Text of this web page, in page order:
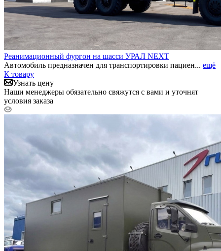
Реанимационный фургон на шасси УРАЛ NEXT
Автомобиль предназначен для транспортировки пациен... ещё
К товару
Узнать цену
Наши менеджеры обязательно свяжутся с вами и уточнят
условия заказа